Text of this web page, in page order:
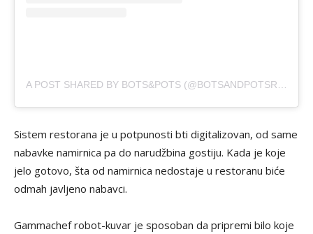
A POST SHARED BY BOTS&POTS (@BOTSANDPOTSRESTAURANT)
Sistem restorana je u potpunosti bti digitalizovan, od same
nabavke namirnica pa do narudžbina gostiju. Kada je koje
jelo gotovo, šta od namirnica nedostaje u restoranu biće
odmah javljeno nabavci.
Gammachef robot-kuvar je sposoban da pripremi bilo koje